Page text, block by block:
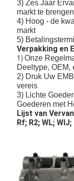
3) Zes Jaar
markt te brengen
4) Hoog - de
markt
5)
Verpakking en
1)Onze
Deeltype, OEM,
2) Druk Uw
vereis
3) Lichte
Goederen met
Lijst van
Rf; R2; WL; WIJ;